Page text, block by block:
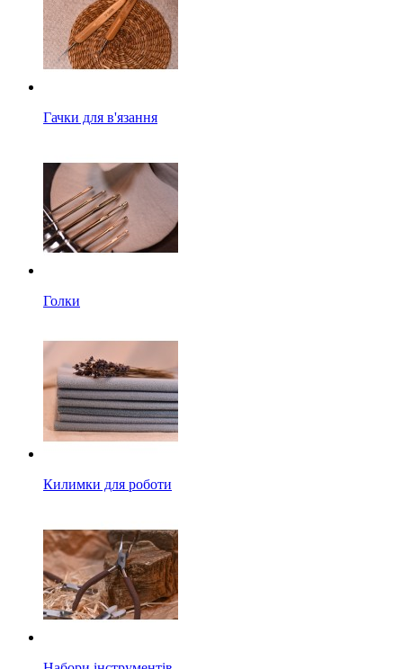
Гачки для в'язання
Голки
Килимки для роботи